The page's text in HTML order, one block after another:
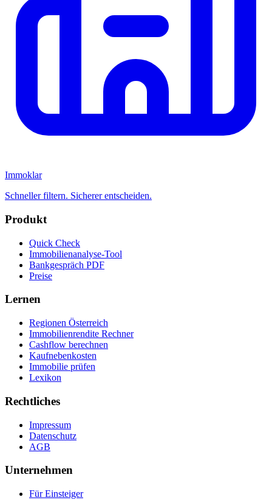
Immoklar
Schneller filtern. Sicherer entscheiden.
Produkt
Quick Check
Immobilienanalyse-Tool
Bankgespräch PDF
Preise
Lernen
Regionen Österreich
Immobilienrendite Rechner
Cashflow berechnen
Kaufnebenkosten
Immobilie prüfen
Lexikon
Rechtliches
Impressum
Datenschutz
AGB
Unternehmen
Für Einsteiger